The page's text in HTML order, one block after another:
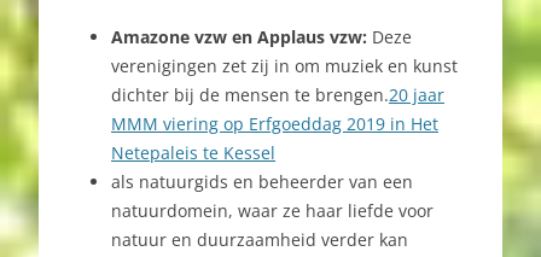
Amazone vzw en Applaus vzw: Deze
verenigingen zet zij in om muziek en kunst
dichter bij de mensen te brengen.20 jaar
MMM viering op Erfgoeddag 2019 in Het
Netepaleis te Kessel
als natuurgids en beheerder van een
natuurdomein, waar ze haar liefde voor
natuur en duurzaamheid verder kan